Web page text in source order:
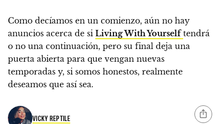
Como decíamos en un comienzo, aún no hay
anuncios acerca de si Living With Yourself tendrá
o no una continuación, pero su final deja una
puerta abierta para que vengan nuevas
temporadas y, si somos honestos, realmente
deseamos que así sea.
VICKY REPTILE